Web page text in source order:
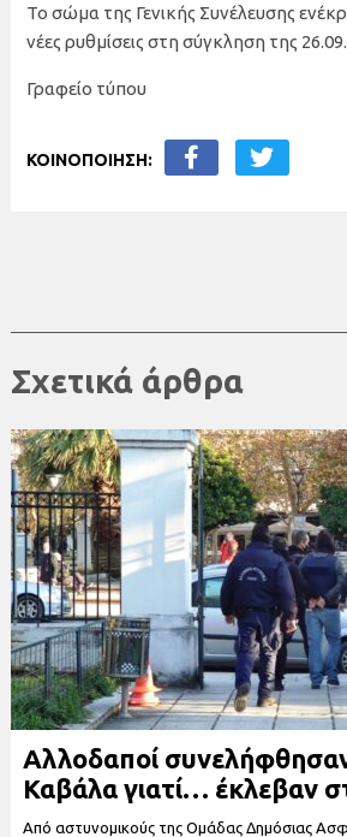
Το σώμα της Γενικής Συνέλευσης
νέες ρυθμίσεις στη σύγκληση της
Γραφείο τύπου
ΚΟΙΝΟΠΟΙΗΣΗ:
Σχετικά άρθρα
Αλλοδαποί
Καβάλα γιατί… έκλεβαν
Από αστυνομικούς της Ομάδας Δημόσιας